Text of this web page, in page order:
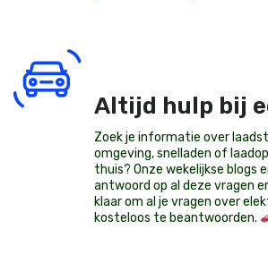
Altijd hulp bij
Zoek je informatie over
omgeving, snelladen of
thuis? Onze wekelijkse blogs
antwoord op al deze vragen
klaar om al je vragen over
kosteloos te beantwoorden.